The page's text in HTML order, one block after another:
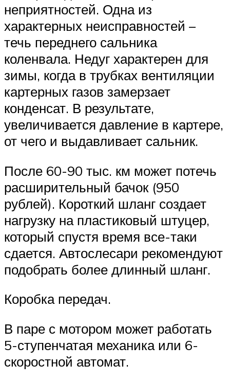
неприятностей. Одна из
характерных неисправностей –
течь переднего сальника
коленвала. Недуг характерен для
зимы, когда в трубках вентиляции
картерных газов замерзает
конденсат. В результате,
увеличивается давление в картере,
от чего и выдавливает сальник.
После 60-90 тыс. км может потечь
расширительный бачок (950
рублей). Короткий шланг создает
нагрузку на пластиковый штуцер,
который спустя время все-таки
сдается. Автослесари рекомендуют
подобрать более длинный шланг.
Коробка передач.
В паре с мотором может работать
5-ступенчатая механика или 6-
скоростной автомат.